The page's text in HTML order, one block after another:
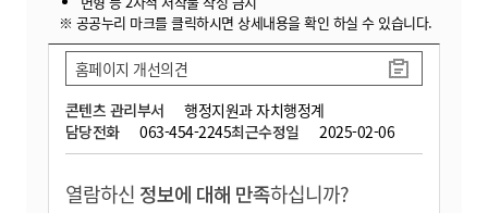
※ 공공누리 마크를 클릭하시면 상세내용을 확인 하실 수 있습니다.
콘텐츠 관리부서
행정지원과 자치행정계
담당전화
063-454-2245최근수정일 2025-02-06
홈페이지 개선의견
열람하신 정보에 대해 만족하십니까?